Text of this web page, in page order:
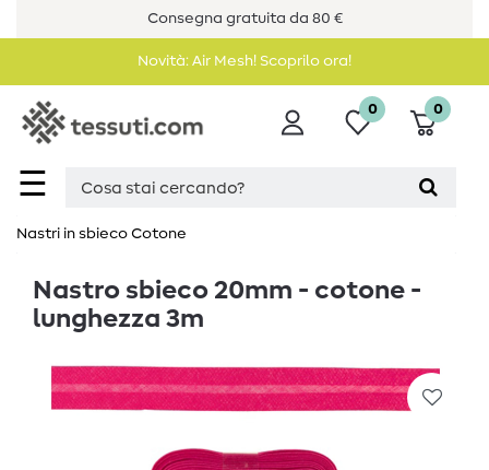
Consegna gratuita da 80 €
Novità: Air Mesh! Scoprilo ora!
☰
0 0
Nastri in sbieco Cotone
Nastro sbieco 20mm - cotone -
lunghezza 3m